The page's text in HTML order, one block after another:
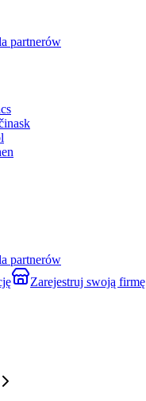
partnerów
cs
sk
en
partnerów
Zarejestruj swoją firmę